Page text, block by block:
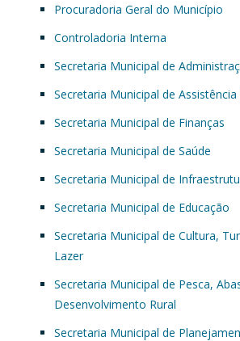
Procuradoria Geral do Município
Controladoria Interna
Secretaria Municipal de
Secretaria Municipal de Assistência
Secretaria Municipal de Finanças
Secretaria Municipal de Saúde
Secretaria Municipal de
Secretaria Municipal de Educação
Secretaria Municipal de Cultura,
Lazer
Secretaria Municipal de Pesca,
Desenvolvimento Rural
Secretaria Municipal de